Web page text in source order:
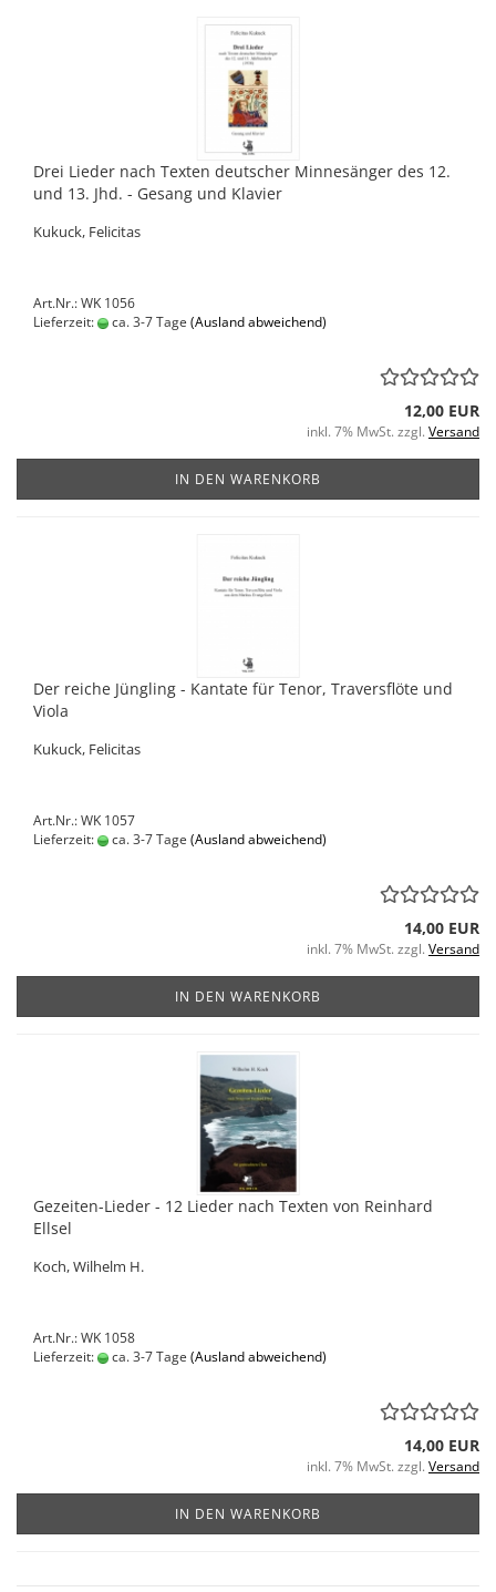
Drei Lieder nach Texten deutscher Minnesänger des 12.
und 13. Jhd. - Gesang und Klavier
Kukuck, Felicitas
Art.Nr.: WK 1056
Lieferzeit:
ca. 3-7 Tage (Ausland abweichend)
12,00 EUR
inkl. 7% MwSt. zzgl. Versand
IN DEN WARENKORB
Der reiche Jüngling - Kantate für Tenor, Traversflöte und
Viola
Kukuck, Felicitas
Art.Nr.: WK 1057
Lieferzeit:
ca. 3-7 Tage (Ausland abweichend)
14,00 EUR
inkl. 7% MwSt. zzgl. Versand
IN DEN WARENKORB
Gezeiten-Lieder - 12 Lieder nach Texten von Reinhard
Ellsel
Koch, Wilhelm H.
Art.Nr.: WK 1058
Lieferzeit:
ca. 3-7 Tage (Ausland abweichend)
14,00 EUR
inkl. 7% MwSt. zzgl. Versand
IN DEN WARENKORB